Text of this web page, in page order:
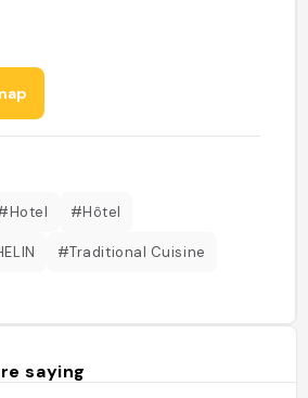
#Hôtel
#Traditional Cuisine
saying